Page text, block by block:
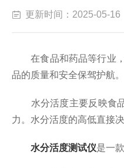
更新时间：2025-05-16
在食品和药品等行业，
品的质量和安全保驾护航。
水分活度主要反映食品
力。水分活度的高低直接
水分活度测试仪是一